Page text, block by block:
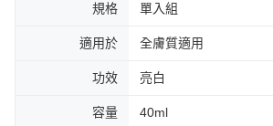
規格 單入組
適用於 全膚質適用
功效 亮白
容量 40ml